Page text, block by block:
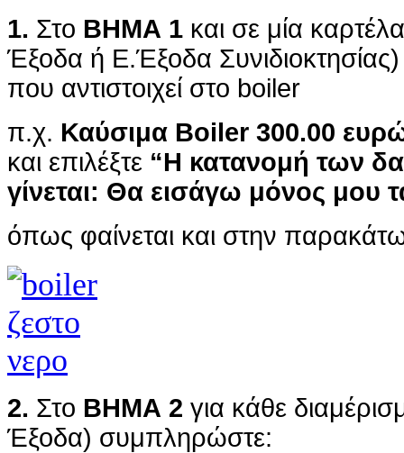
1. Στο ΒΗΜΑ 1 και σε μία
Έξοδα ή Ε.Έξοδα
που αντιστοιχεί στο boiler
π.χ. Καύσιμα Boiler 300.00
και επιλέξτε “Η κατανομή των
γίνεται: Θα εισάγω μόνος μου
όπως φαίνεται και στην
2. Στο ΒΗΜΑ 2 για κάθε
Έξοδα) συμπληρώστε: